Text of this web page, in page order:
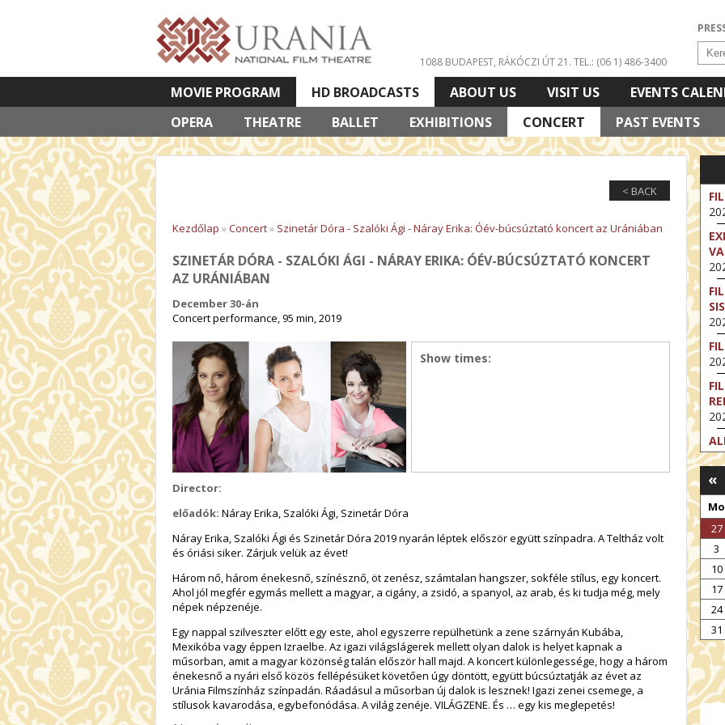
1088 BUDAPEST, RÁKÓCZI ÚT 21. TEL.: (06 1) 486-3400
MOVIE PROGRAM
HD BROADCASTS
OPERA
THEATRE BALLET EXHIBITIONS CONCERT PAST EVENTS
ABOUT US VISIT US EVENTS
VETÍTETT KÉPES ELŐADÁSOK
< BACK
Kezdőlap »Concert» Szinetár Dóra - Szalóki Ági - Náray Erika: Óév-búcsúztató koncert az Urániában
SZINETÁR DÓRA - SZALÓKI ÁGI - NÁRAY ERIKA: ÓÉV-BÚCSÚZTATÓ KONCERT
AZ URÁNIÁBAN
December 30-án
Concert performance, 95 min, 2019
Show times:
Director:
előadók: Náray Erika, Szalóki Ági, Szinetár Dóra
Náray Erika, Szalóki Ági és Szinetár Dóra 2019 nyarán léptek először együtt színpadra. A Teltház volt
és óriási siker. Zárjuk velük az évet!
Három nő, három énekesnő, színésznő, öt zenész, számtalan hangszer, sokféle stílus, egy koncert.
Ahol jól megfér egymás mellett a magyar, a cigány, a zsidó, a spanyol, az arab, és ki tudja még, mely
népek népzenéje.
Egy nappal szilveszter előtt egy este, ahol egyszerre repülhetünk a zene szárnyán Kubába,
Mexikóba vagy éppen Izraelbe. Az igazi világslágerek mellett olyan dalok is helyet kapnak a
műsorban, amit a magyar közönség talán először hall majd. A koncert különlegessége, hogy a három
énekesnő a nyári első közös fellépésüket követően úgy döntött, együtt búcsúztatják az évet az
Uránia Filmszínház színpadán. Ráadásul a műsorban új dalok is lesznek! Igazi zenei csemege, a
stílusok kavarodása, egybefonódása. A világ zenéje. VILÁGZENE. És … egy kis meglepetés!
«
Mo
27
3
10
17
24
31